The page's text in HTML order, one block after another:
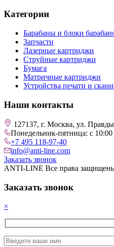
Категории
Барабаны и блоки
Запчасти
Лазерные картриджи
Струйные картриджи
Бумага
Матричные картриджи
Устройства печати и
Наши контакты
127137, г. Москва, ул.
Понедельник-пятница: с 10:00
+7 495 118-97-40
info@anti-line.com
Заказать звонок
ANTI-LINE Все права
Заказать звонок
×